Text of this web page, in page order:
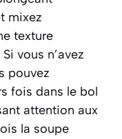
mixez
texture
vous n’avez
pouvez
fois dans le bol
attention aux
la soupe